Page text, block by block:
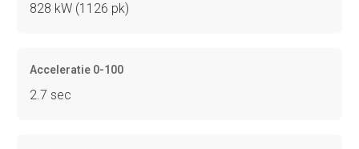
828 kW (1126 pk)
Acceleratie 0-100
2.7 sec